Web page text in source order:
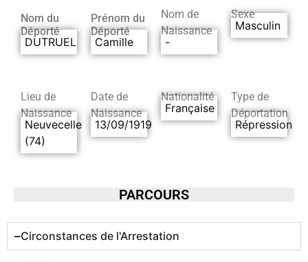
Nom du
Déporté
DUTRUEL
Prénom du
Déporté
Camille
Nom de
Naissance
-
Sexe
Masculin
Lieu de
Naissance
Neuvecelle
(74)
Date de
Naissance
13/09/1919
Nationalité
Française
Type de
Déportation
Répression
PARCOURS
Circonstances de l'Arrestation